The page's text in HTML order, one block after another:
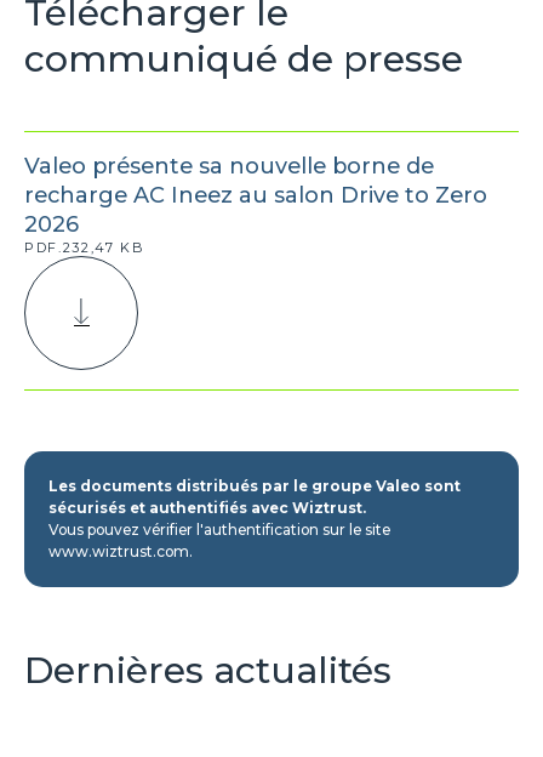
Télécharger le
communiqué de presse
Valeo présente sa nouvelle borne de
recharge AC Ineez au salon Drive to Zero
2026
PDF.232,47 KB
Les documents distribués par le groupe Valeo sont
sécurisés et authentifiés avec Wiztrust.
Vous pouvez vérifier l'authentification sur le site
www.wiztrust.com.
Dernières actualités